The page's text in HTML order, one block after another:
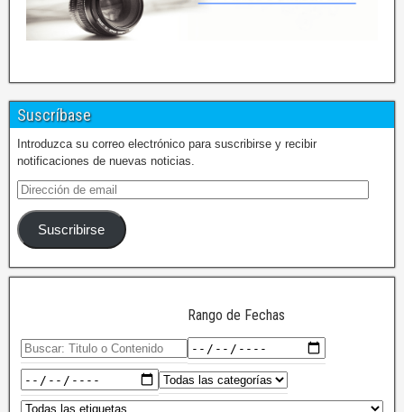
Suscríbase
Introduzca su correo electrónico para suscribirse y recibir
notificaciones de nuevas noticias.
Suscribirse
Rango de Fechas